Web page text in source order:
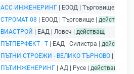
АСС ИНЖЕНЕРИНГ | ЕООД | Търговище |
СТРОМАТ 08 | ЕООД | Търговище | действащ
ВИАСТРОЙ | ЕАД | Ловеч | действащ
ПЪТПЕРФЕКТ - Т | ЕАД | Силистра | действащ
ПЪТНИ СТРОЕЖИ - ВЕЛИКО ТЪРНОВО
ПЪТИНЖЕНЕРИНГ | АД | Русе | действащ